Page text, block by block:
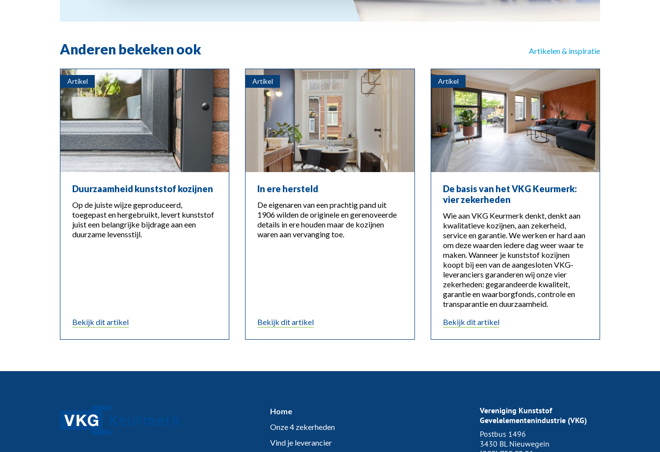
Anderen bekeken ook Artikelen & inspiratie
Artikel
Duurzaamheid kunststof kozijnen
Op de juiste wijze geproduceerd,
toegepast en hergebruikt, levert kunststof
juist een belangrijke bijdrage aan een
duurzame levensstijl.
Bekijk dit artikel
Artikel
In ere hersteld
De eigenaren van een prachtig pand uit
1906 wilden de originele en gerenoveerde
details in ere houden maar de kozijnen
waren aan vervanging toe.
Bekijk dit artikel
Artikel
De basis van het VKG Keurmerk:
vier zekerheden
Wie aan VKG Keurmerk denkt, denkt aan
kwalitatieve kozijnen, aan zekerheid,
service en garantie. We werken er hard aan
om deze waarden iedere dag weer waar te
maken. Wanneer je kunststof kozijnen
koopt bij een van de aangesloten VKG-
leveranciers garanderen wij onze vier
zekerheden: gegarandeerde kwaliteit,
garantie en waarborgfonds, controle en
transparantie en duurzaamheid.
Bekijk dit artikel
Home
Onze 4 zekerheden
Vind je leverancier
Vereniging Kunststof
Gevelelementenindustrie (VKG)
Postbus 1496
3430 BL Nieuwegein